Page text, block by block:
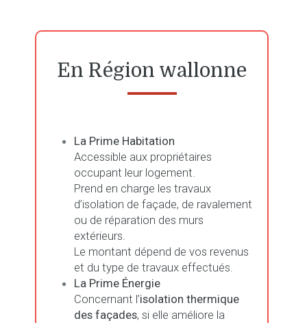
En Région wallonne
La Prime Habitation
Accessible aux propriétaires
occupant leur logement.
Prend en charge les travaux
d’isolation de façade, de ravalement
ou de réparation des murs
extérieurs.
Le montant dépend de vos revenus
et du type de travaux effectués.
La Prime Énergie
Concernant l’isolation thermique
des façades, si elle améliore la